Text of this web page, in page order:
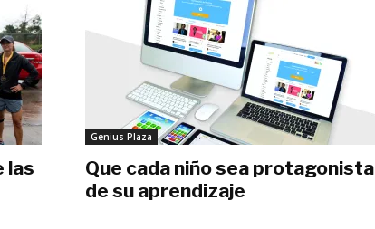
las
Genius Plaza
Que cada niño sea protagonista
de su aprendizaje